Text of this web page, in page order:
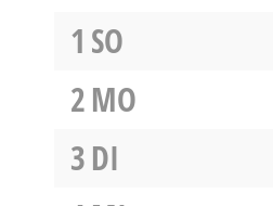
1 SO
2MO
3DI